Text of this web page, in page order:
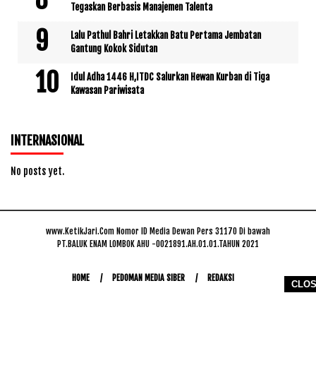
Tegaskan Berbasis Manajemen Talenta
Lalu Pathul Bahri Letakkan Batu Pertama Jembatan
Gantung Kokok Sidutan
Idul Adha 1446 H,ITDC Salurkan Hewan Kurban di Tiga
Kawasan Pariwisata
INTERNASIONAL
No posts yet.
www.KetikJari.Com Nomor ID Media Dewan Pers 31170 Di bawah
PT.BALUK ENAM LOMBOK AHU -0021891.AH.01.01.TAHUN 2021
HOME PEDOMAN MEDIA SIBER REDAKSI